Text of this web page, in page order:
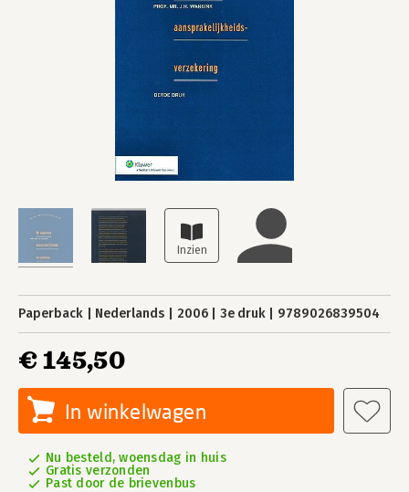
Paperback Nederlands 2006 3e druk 9789026839504
€ 145,50
In winkelwagen
Nu besteld, woensdag in huis
Gratis verzonden
Past door de brievenbus